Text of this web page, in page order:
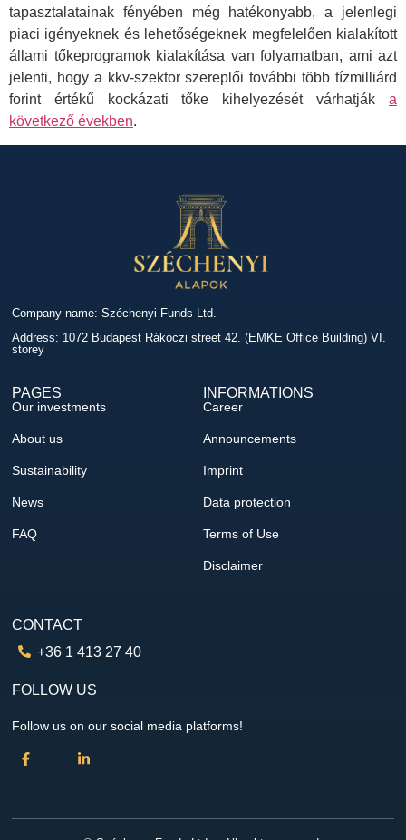
tapasztalatainak fényében még hatékonyabb, a jelenlegi
piaci igényeknek és lehetőségeknek megfelelően kialakított
állami tőkeprogramok kialakítása van folyamatban, ami azt
jelenti, hogy a kkv-szektor szereplői további több tízmilliárd
forint értékű kockázati tőke kihelyezését várhatják a
következő években.
Company name: Széchenyi Funds Ltd.
Address: 1072 Budapest Rákóczi street 42. (EMKE Office Building) VI.
storey
PAGES
Our investments
About us
Sustainability
News
FAQ
INFORMATIONS
Career
Announcements
Imprint
Data protection
Terms of Use
Disclaimer
CONTACT
+36 1 413 27 40
FOLLOW US
Follow us on our social media platforms!